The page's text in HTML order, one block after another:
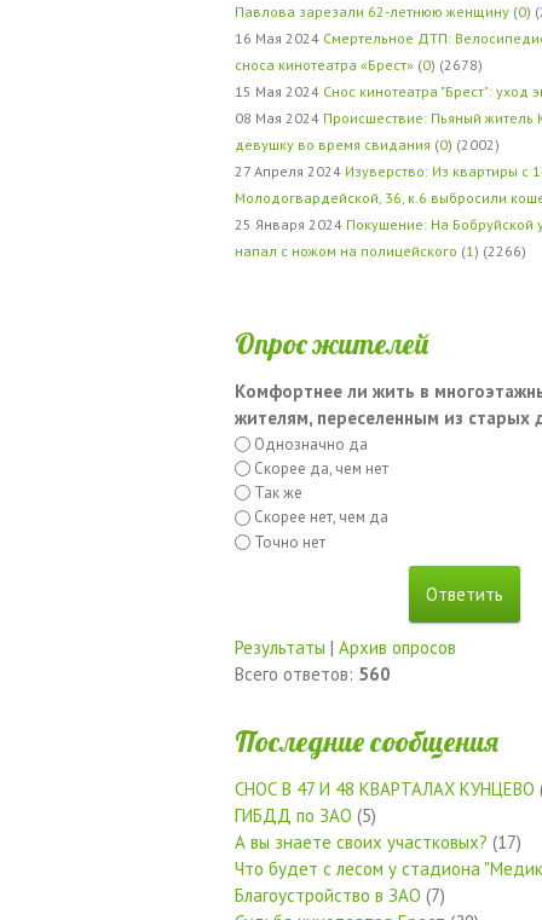
Павлова зарезали 62-летнюю женщину (0)
16 Мая 2024 Смертельное ДТП:
сноса кинотеатра «Брест» (0) (2678)
15 Мая 2024 Снос кинотеатра "Брест": уход
08 Мая 2024 Происшествие: Пьяный житель
девушку во время свидания (0) (2002)
27 Апреля 2024 Изуверство: Из квартиры с
Молодогвардейской, 36, к.6 выбросили
25 Января 2024 Покушение: На Бобруйской
напал с ножом на полицейского (1 ) (2266)
Опрос жителей
Комфортнее ли жить в
жителям, переселенным из старых
Однозначно да
Скорее да, чем нет
Так же
Скорее нет, чем да
Точно нет
Результаты | Архив опросов
Всего ответов: 560
Последние сообщения
СНОС В 47 И 48 КВАРТАЛАХ КУНЦЕВО
ГИБДД по ЗАО (5)
А вы знаете своих участковых? (17)
Что будет с лесом у стадиона
Благоустройство в ЗАО (7)